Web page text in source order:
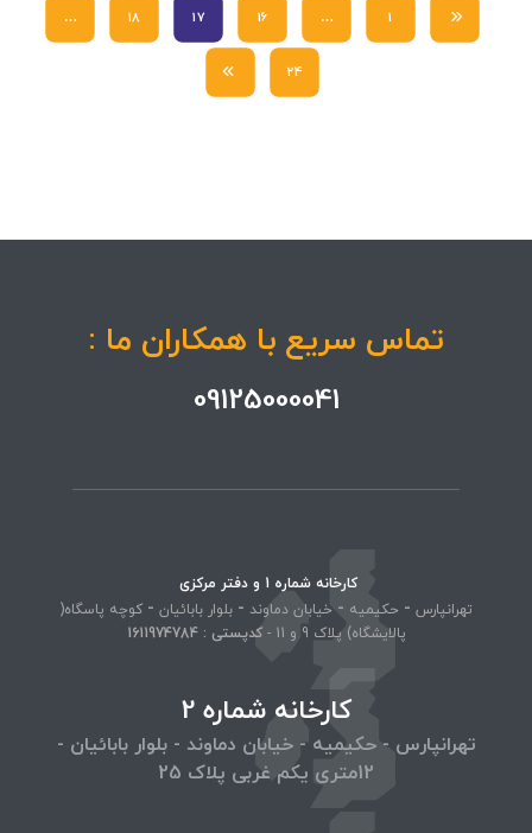
1
…
16
17
18
…
24
تماس سریع با همکاران ما :
09125000041
کارخانه شماره 1 و دفتر مرکزی
تهرانپارس - حکیمیه - خیابان دماوند - بلوار بابائیان - کوچه پاسگاه(
پالایشگاه) پلاک 9 و 11 -
کد‌پستی : 1611974784
کارخانه شماره 2
تهرانپارس - حکیمیه - خیابان دماوند - بلوار بابائیان -
12متری یکم غربی پلاک 25